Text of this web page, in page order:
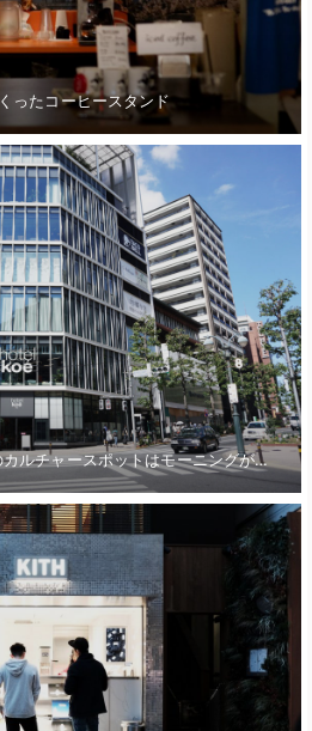
ったコーヒースタンド
朝活にも持ってこい！渋谷のカルチャースポットはモーニングがおすすめ？